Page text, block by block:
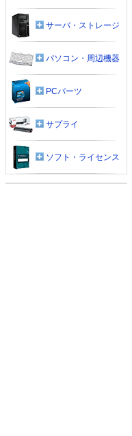
サーバ・ストレージ
パソコン・周辺機器
PCパーツ
サプライ
ソフト・ライセンス